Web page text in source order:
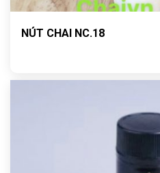
NÚT CHAI NC.18